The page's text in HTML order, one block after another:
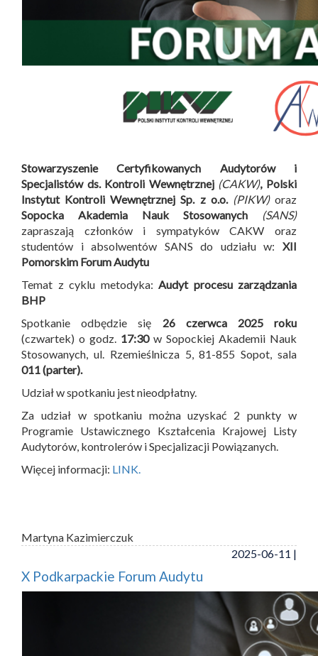
Stowarzyszenie Certyfikowanych Audytorów i
Specjalistów ds. Kontroli Wewnętrznej (CAKW), Polski
Instytut Kontroli Wewnętrznej Sp. z o.o. (PIKW)oraz
Sopocka Akademia Nauk Stosowanych
(SANS)
zapraszają członków i sympatyków CAKW oraz
studentów i absolwentów SANS do udziału w: XII
Pomorskim Forum Audytu
Temat z cyklu metodyka: Audyt procesu zarządzania
BHP
Spotkanie odbędzie się 26 czerwca 2025 roku
(czwartek) o godz. 17:30w Sopockiej Akademii Nauk
Stosowanych, ul. Rzemieślnicza 5, 81-855 Sopot, sala
011 (parter).
Udział w spotkaniu jest nieodpłatny.
Za udział w spotkaniu można uzyskać 2 punkty w
Programie Ustawicznego Kształcenia Krajowej Listy
Audytorów, kontrolerów i Specjalizacji Powiązanych.
Więcej informacji: LINK.
Martyna Kazimierczuk
2025-06-11 |
X Podkarpackie Forum Audytu